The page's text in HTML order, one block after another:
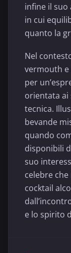
infine il suo
in cui
quanto la
Nel
vermouth e
per
orientata ai
tecnica.
bevande
quando
disponibili
suo
celebre
cocktail
e lo spirito